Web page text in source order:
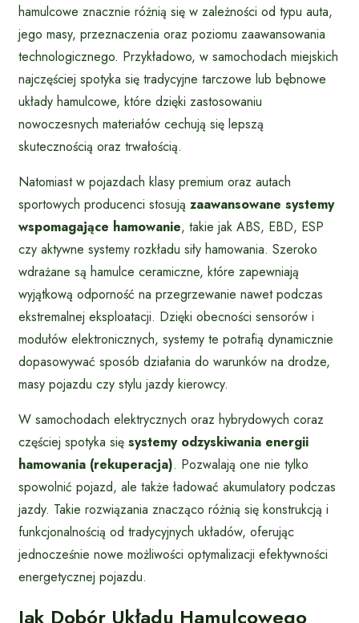
hamulcowe znacznie różnią się w zależności od typu auta,
jego masy, przeznaczenia oraz poziomu zaawansowania
technologicznego. Przykładowo, w samochodach miejskich
najczęściej spotyka się tradycyjne tarczowe lub bębnowe
układy hamulcowe, które dzięki zastosowaniu
nowoczesnych materiałów cechują się lepszą
skutecznością oraz trwałością.
Natomiast w pojazdach klasy premium oraz autach
sportowych producenci stosują zaawansowane systemy
wspomagające hamowanie, takie jak ABS, EBD, ESP
czy aktywne systemy rozkładu siły hamowania. Szeroko
wdrażane są hamulce ceramiczne, które zapewniają
wyjątkową odporność na przegrzewanie nawet podczas
ekstremalnej eksploatacji. Dzięki obecności sensorów i
modułów elektronicznych, systemy te potrafią dynamicznie
dopasowywać sposób działania do warunków na drodze,
masy pojazdu czy stylu jazdy kierowcy.
W samochodach elektrycznych oraz hybrydowych coraz
częściej spotyka się systemy odzyskiwania energii
hamowania (rekuperacja). Pozwalają one nie tylko
spowolnić pojazd, ale także ładować akumulatory podczas
jazdy. Takie rozwiązania znacząco różnią się konstrukcją i
funkcjonalnością od tradycyjnych układów, oferując
jednocześnie nowe możliwości optymalizacji efektywności
energetycznej pojazdu.
Jak Dobór Układu Hamulcowego